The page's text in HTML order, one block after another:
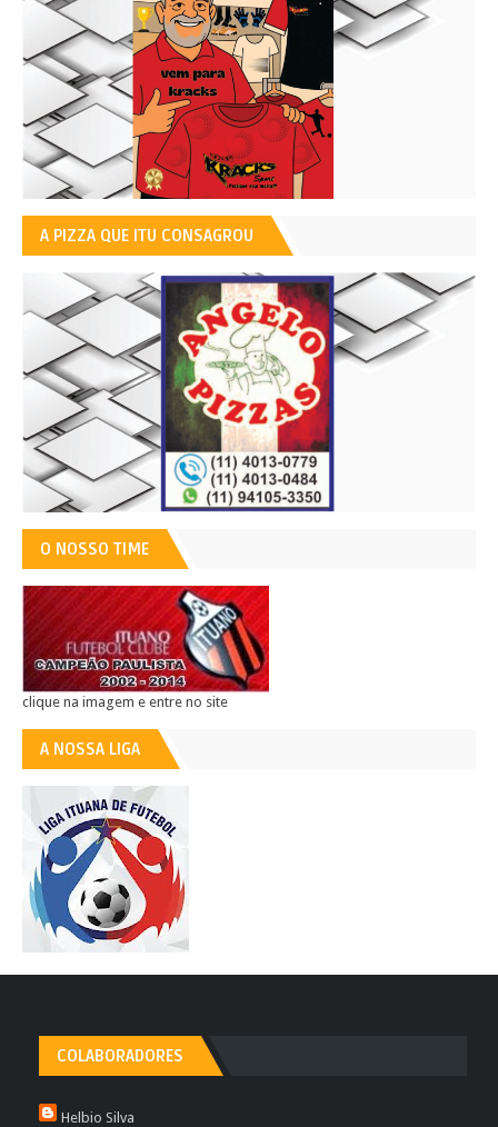
A PIZZA QUE ITU CONSAGROU
O NOSSO TIME
clique na imagem e entre no site
A NOSSA LIGA
COLABORADORES
Helbio Silva